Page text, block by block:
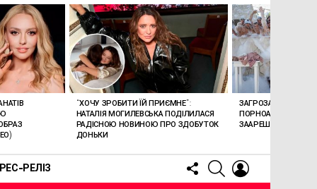
РЕЛІЗ
FOLLOW
US
SEARCH
“ХОЧУ ЗРОБИТИ ЇЙ ПРИЄМНЕ”:
НАТАЛІЯ МОГИЛЕВСЬКА ПОДІЛИЛАСЯ
РАДІСНОЮ НОВИНОЮ ПРО ЗДОБУТОК
ДОНЬКИ
ЗАГРОЗА 15 РОКІВ
ПОРНОАКТОРКА
ЗААРЕШТОВАНА НА